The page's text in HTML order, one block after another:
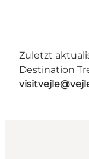
Zuletzt
Destination